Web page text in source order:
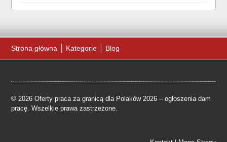
Strona główna Kategorie Blog
© 2026 Oferty praca za granicą dla Polaków 2026 – ogłoszenia dam
pracę. Wszelkie prawa zastrzeżone.